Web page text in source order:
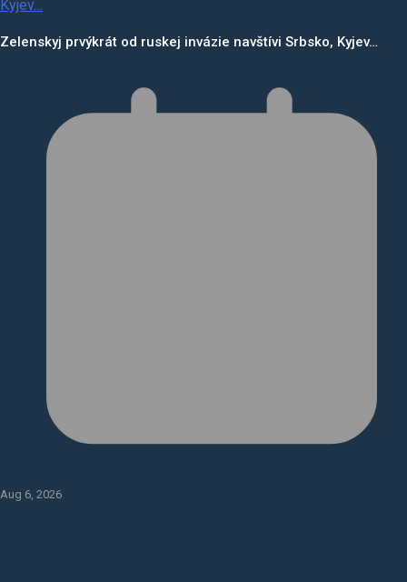
Zelenskyj prvýkrát od ruskej invázie navštívi Srbsko, Kyjev…
Aug 6, 2026